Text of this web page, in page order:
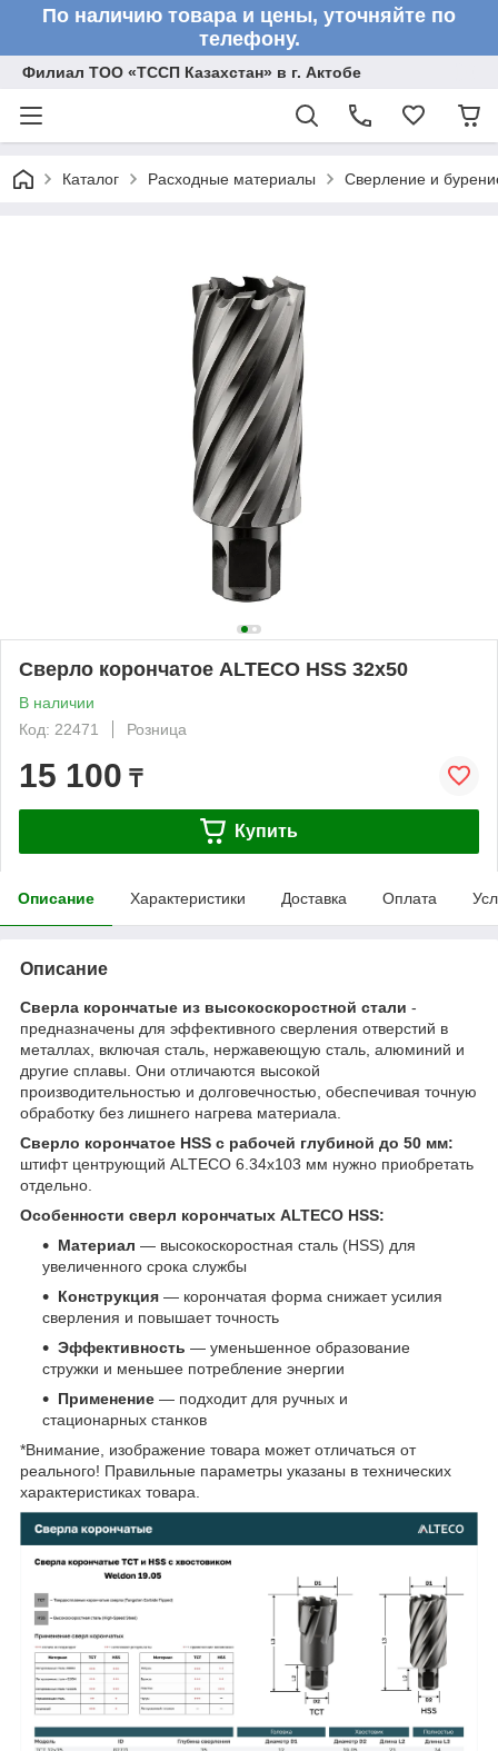
По наличию товара и цены, уточняйте по
телефону.
Филиал ТОО «ТССП Казахстан» в г. Актобе
Каталог Расходные материалы Сверление и
Сверло корончатое ALTECO HSS 32x50
В наличии
Код: 22471
Розница
15 100 ₸
Купить
Описание Характеристики Доставка Оплата
Описание
Сверла корончатые из высокоскоростной стали -
предназначены для эффективного сверления отверстий в
металлах, включая сталь, нержавеющую сталь, алюминий и
другие сплавы. Они отличаются высокой
производительностью и долговечностью, обеспечивая точную
обработку без лишнего нагрева материала.
Сверло корончатое HSS с рабочей глубиной до 50 мм:
штифт центрующий ALTECO 6.34х103 мм нужно приобретать
отдельно.
Особенности сверл корончатых ALTECO HSS:
Материал — высокоскоростная сталь (HSS) для
увеличенного срока службы
Конструкция — корончатая форма снижает усилия
сверления и повышает точность
Эффективность — уменьшенное образование
стружки и меньшее потребление энергии
Применение — подходит для ручных и
стационарных станков
*Внимание, изображение товара может отличаться от
реального! Правильные параметры указаны в технических
характеристиках товара.